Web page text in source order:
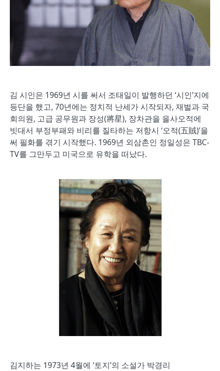
김 시인은 1969년 시를 써서 조태일이 발행하던 ‘시인’지에
등단을 했고, 70년에는 정치적 난세가 시작되자, 재벌과 국
회의원, 고급 공무원과 장성(將星), 장차관을 을사오적에
빗대서 부정부패와 비리를 질타하는 저항시 ‘오적(五賊)’을
써 필화를 겪기 시작했다. 1969년 외삼촌인 정일성은 TBC-
TV를 그만두고 미국으로 유학을 떠났다.
김지하는 1973년 4월에 ‘토지’의 소설가 박경리